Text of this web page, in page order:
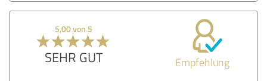
5,00 von 5
SEHR GUT Empfehlung